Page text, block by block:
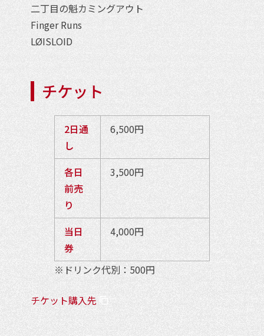
二丁目の魁カミングアウト
Finger Runs
LØISLOID
チケット
2日通
し
6,500円
各日
前売
り
3,500円
当日
券
4,000円
※ドリンク代別：500円
チケット購入先